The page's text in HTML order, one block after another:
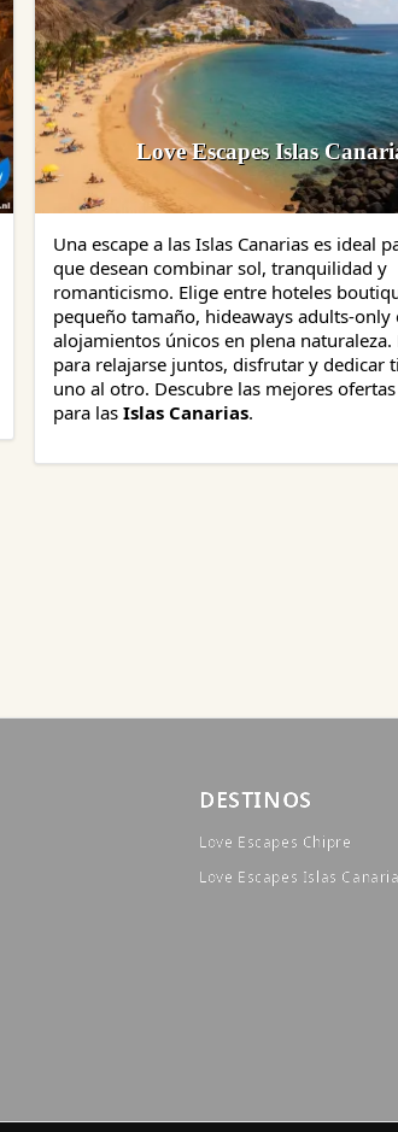
Love Escapes Islas
Una escape a las Islas Canarias es ideal
que desean combinar sol, tranquilidad y
romanticismo. Elige entre hoteles
pequeño tamaño, hideaways adults-only
alojamientos únicos en plena naturaleza.
para relajarse juntos, disfrutar y dedicar
uno al otro. Descubre las mejores
para las Islas Canarias.
DESTINOS
Love Escapes Chipre
Love Escapes Islas